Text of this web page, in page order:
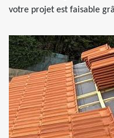
votre projet est faisable